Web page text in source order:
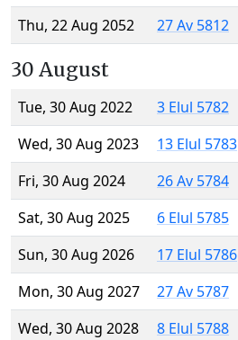
Thu, 22 Aug 2052
27 Av 5812
30 August
Tue, 30 Aug 2022
3 Elul 5782
Wed, 30 Aug 2023
13 Elul 5783
Fri, 30 Aug 2024
26 Av 5784
Sat, 30 Aug 2025
6 Elul 5785
Sun, 30 Aug 2026
17 Elul 5786
Mon, 30 Aug 2027
27 Av 5787
Wed, 30 Aug 2028
8 Elul 5788